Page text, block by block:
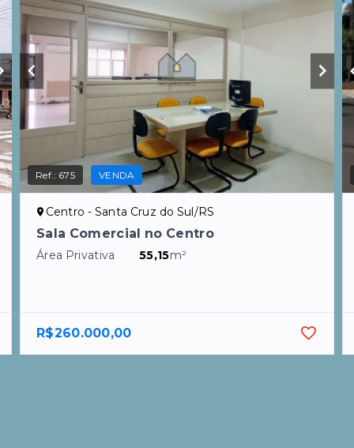
Ref.: 675 VENDA
Centro - Santa Cruz do Sul/RS
Sala Comercial no Centro
Área Privativa 55,15m²
R$260.000,00